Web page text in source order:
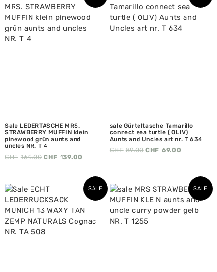
Sale LEDERTASCHE MRS.
STRAWBERRY MUFFIN klein
pinewood grün aunts and
uncles NR. T 4
CHF 169.00 CHF 139.00
sale Gürteltasche Tamarillo
connect sea turtle ( OLIV)
Aunts and Uncles art nr. T 634
CHF 89.00 CHF 69.00
SALE SALE